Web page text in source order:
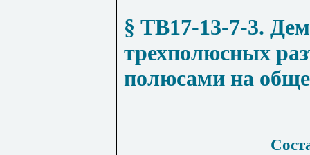
§ ТВ17-13-7-3.
трехполюсных
полюсами на